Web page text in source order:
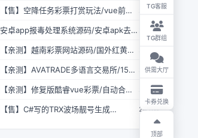
【售】空降任务彩票打赏玩法/vue前端
+视频采集/全开源完美运营
24.9W
安卓app报毒处理系统源码/安卓apk去毒
自动打包+随机更换包名签名
24.8W
【亲测】越南彩票网站源码/国外红黄蓝
【亲测】AVATRADE多语言交易所/15国
易+申购+矿机+风控/前端wap+pc纯源
码/带搭建教程
24.8W
【亲测】修复版酷睿vue彩票/自动合买
24.8W
【售】C#写的TRX波场靓号生成
24.8W
TG客服
TG群组
供需大厅
卡券兑换
顶部